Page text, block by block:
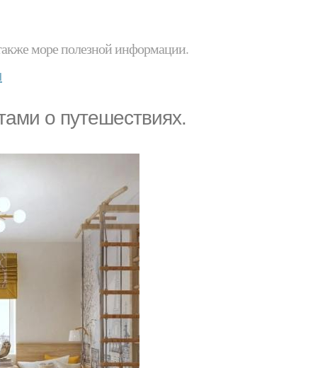
море полезной информации.
о путешествиях.